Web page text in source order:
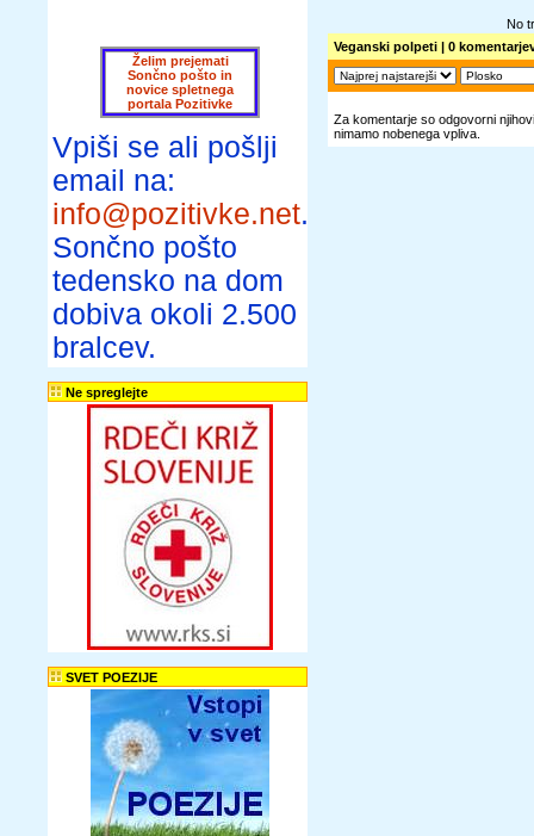
Želim prejemati
Sončno pošto in
novice spletnega
portala Pozitivke
Vpiši se ali pošlji
email na:
info@pozitivke.net.
Sončno pošto
tedensko na dom
dobiva okoli 2.500
bralcev.
Ne spreglejte
SVET POEZIJE
No
Veganski polpeti | 0
Za komentarje so odgovorni
nimamo nobenega vpliva.